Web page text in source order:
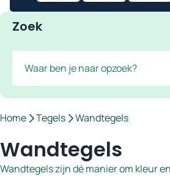
Zoek
Home Tegels Wandtegels
Wandtegels
Wandtegels zijn dé manier om kleur